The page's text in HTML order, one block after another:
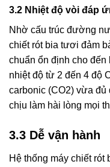
3.2 Nhiệt độ vòi đáp
Nhờ cấu trúc đường
chiết rót bia tươi đảm
chuẩn ổn định cho đến
nhiệt độ từ 2 đến 4 độ
carbonic (CO2) vừa đủ
chịu làm hài lòng mọi
3.3 Dễ vận hành
Hệ thống máy chiết